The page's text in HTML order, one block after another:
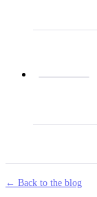
← Back to the blog